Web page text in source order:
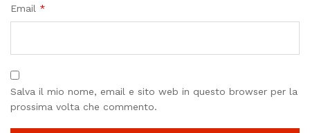
Email *
Salva il mio nome, email e sito web in questo browser per la
prossima volta che commento.